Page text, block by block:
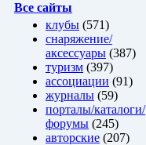
Все сайты
клубы (571)
снаряжение/
аксессуары (387)
туризм (397)
ассоциации (91)
журналы (59)
порталы/каталоги/
форумы (245)
авторские (207)